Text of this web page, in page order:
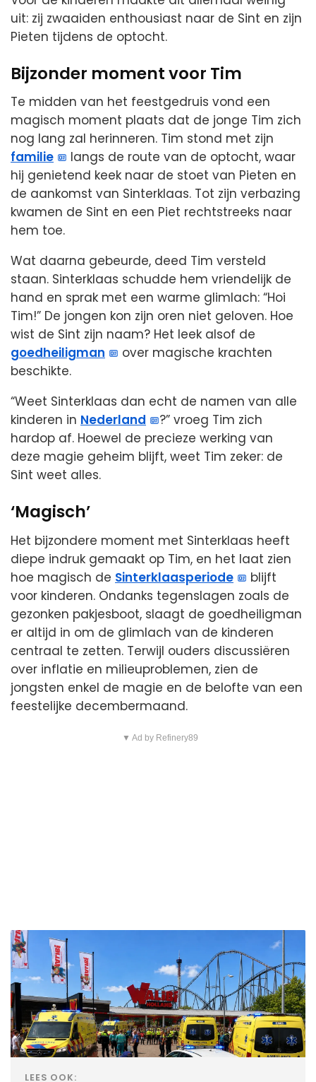
uit: zij zwaaiden enthousiast naar de Sint en zijn
Pieten tijdens de optocht.
Bijzonder moment voor Tim
Te midden van het feestgedruis vond een
magisch moment plaats dat de jonge Tim zich
nog lang zal herinneren. Tim stond met zijn
familie
langs de route van de optocht, waar
hij genietend keek naar de stoet van Pieten en
de aankomst van Sinterklaas. Tot zijn verbazing
kwamen de Sint en een Piet rechtstreeks naar
hem toe.
Wat daarna gebeurde, deed Tim versteld
staan. Sinterklaas schudde hem vriendelijk de
hand en sprak met een warme glimlach: “Hoi
Tim!” De jongen kon zijn oren niet geloven. Hoe
wist de Sint zijn naam? Het leek alsof de
goedheiligman
over magische krachten
beschikte.
“Weet Sinterklaas dan echt de namen van alle
kinderen in Nederland
?” vroeg Tim zich
hardop af. Hoewel de precieze werking van
deze magie geheim blijft, weet Tim zeker: de
Sint weet alles.
‘Magisch’
Het bijzondere moment met Sinterklaas heeft
diepe indruk gemaakt op Tim, en het laat zien
hoe magisch de Sinterklaasperiode
blijft
voor kinderen. Ondanks tegenslagen zoals de
gezonken pakjesboot, slaagt de goedheiligman
er altijd in om de glimlach van de kinderen
centraal te zetten. Terwijl ouders discussiëren
over inflatie en milieuproblemen, zien de
jongsten enkel de magie en de belofte van een
feestelijke decembermaand.
▼ Ad by Refinery89
LEES OOK: